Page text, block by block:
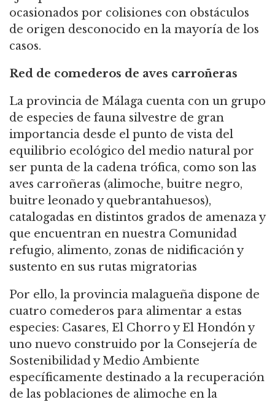
ocasionados por colisiones con obstáculos
de origen desconocido en la mayoría de los
casos.
Red de comederos de aves carroñeras
La provincia de Málaga cuenta con un grupo
de especies de fauna silvestre de gran
importancia desde el punto de vista del
equilibrio ecológico del medio natural por
ser punta de la cadena trófica, como son las
aves carroñeras (alimoche, buitre negro,
buitre leonado y quebrantahuesos),
catalogadas en distintos grados de amenaza y
que encuentran en nuestra Comunidad
refugio, alimento, zonas de nidificación y
sustento en sus rutas migratorias
Por ello, la provincia malagueña dispone de
cuatro comederos para alimentar a estas
especies: Casares, El Chorro y El Hondón y
uno nuevo construido por la Consejería de
Sostenibilidad y Medio Ambiente
específicamente destinado a la recuperación
de las poblaciones de alimoche en la